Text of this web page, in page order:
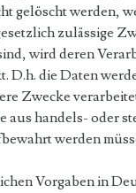
gelöscht werden,
zulässige
wird deren
D.h. die Daten
Zwecke
aus handels- oder
werden
Vorgaben in